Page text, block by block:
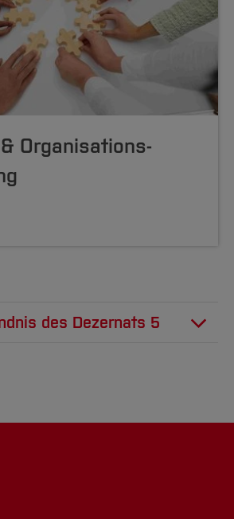
Organisations­
des Dezernats 5
(1),
(3) und Personal-
(4).